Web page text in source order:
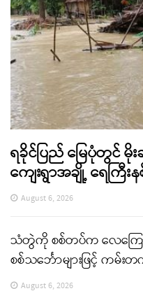
ရခိုင်ပြည် မြေပုံတွင်
ကျေးရွာအချို့ ရေကြီး
August 6, 2026
သံတွဲကို စစ်တပ်က လေကြေ
စစ်သင်္ဘောများဖြင့် ကမ်း
August 6, 2026